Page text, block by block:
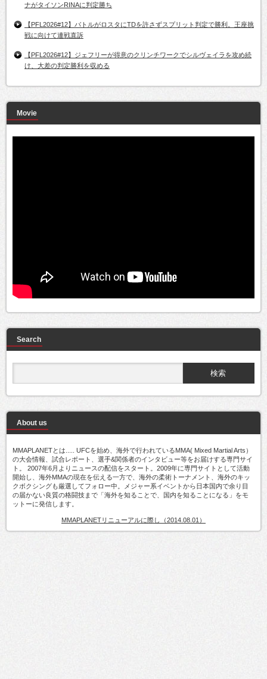
ナがタイソンRINAに判定勝ち
【PFL2026#12】バトルがロスタにTDを許さずスプリット判定で勝利。王座挑
戦に向けて連戦直訴
【PFL2026#12】ジェフリーが得意のクリンチワークでシルヴェイラを攻め続
け、大差の判定勝利を収める
Movie
Search
About us
MMAPLANETとは..... UFCを始め、海外で行われているMMA( Mixed Martial Arts）
の大会情報、試合レポート、選手&関係者のインタビュー等をお届けする専門サイ
ト。 2007年6月よりニュースの配信をスタート。2009年に専門サイトとして活動
開始し、海外MMAの現在を伝える一方で、海外の柔術トーナメント、海外のキッ
クボクシングも厳選してフォロー中。メジャー系イベントから日本国内で余り目
の届かない良質の格闘技まで「海外を知ることで、国内を知ることになる」をモ
ットーに発信します。
MMAPLANETリニューアルに際し（2014.08.01）